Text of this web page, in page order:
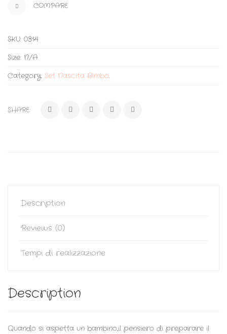
COMPARE
SKU: 0314
Size: N/A
Category: Set Nascita Bimbo.
SHARE:
Description
Reviews (0)
Tempi di realizzazione
Description
Quando si aspetta un bambino,il pensiero di preparare il